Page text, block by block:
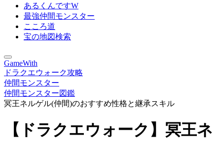
あるくんですW
最強仲間モンスター
こころ道
宝の地図検索
GameWith
ドラクエウォーク攻略
仲間モンスター
仲間モンスター図鑑
冥王ネルゲル(仲間)のおすすめ性格と継承スキル
【ドラクエウォーク】冥王ネ